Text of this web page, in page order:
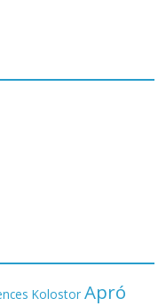
Kolostor Apró